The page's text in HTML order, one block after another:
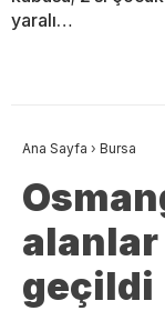
yaralı…
Ana Sayfa › Bursa
geçildi